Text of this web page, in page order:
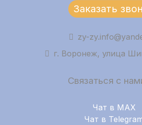
Заказать
zy-
г. Воронеж, улица
Связаться с
Чат в MAX
Чат в